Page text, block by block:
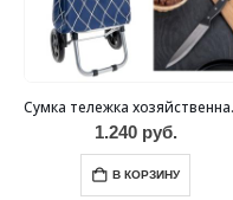
Сумка
1.240руб.
В КОРЗИНУ